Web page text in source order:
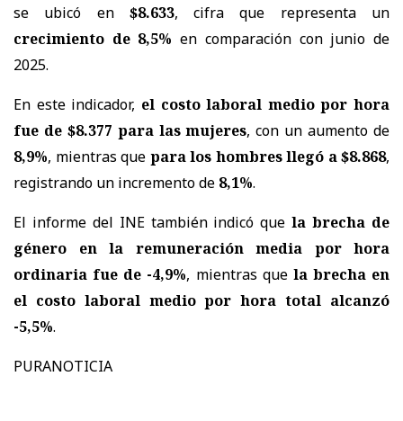
se ubicó en $8.633, cifra que representa un
crecimiento de 8,5% en comparación con junio de
2025.
En este indicador, el costo laboral medio por hora
fue de $8.377 para las mujeres, con un aumento de
8,9%, mientras que para los hombres llegó a $8.868,
registrando un incremento de 8,1%.
El informe del INE también indicó quela brecha de
género en la remuneración media por hora
ordinaria fue de -4,9%, mientras que la brecha en
el costo laboral medio por hora total alcanzó
-5,5%.
PURANOTICIA